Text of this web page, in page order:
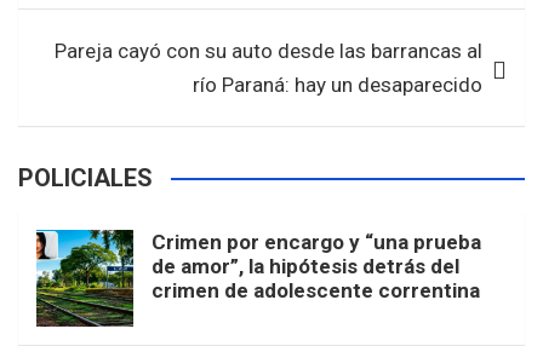
k
p
Pareja cayó con su auto desde las barrancas al
río Paraná: hay un desaparecido
POLICIALES
Crimen por encargo y “una prueba
de amor”, la hipótesis detrás del
crimen de adolescente correntina